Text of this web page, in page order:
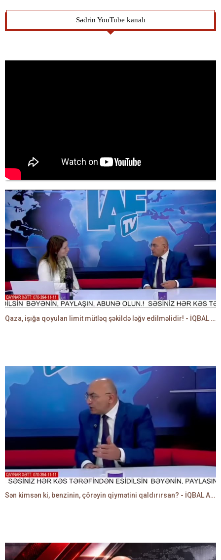
Sədrin YouTube kanalı
Qaza, işığa qoyulan limit mütləq şəkildə ləğv edilməlidir! - İQBAL AĞAZADƏ
Sən kimsən ki, benzinin, çörəyin qiymətini qaldırırsan? - İQBAL AĞAZADƏ